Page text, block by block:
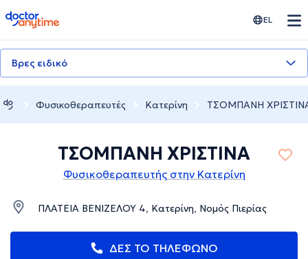
doctoranytime EL
Βρες ειδικό
Φυσικοθεραπευτές Κατερίνη ΤΣΟΜΠΑΝΗ
ΤΣΟΜΠΑΝΗ ΧΡΙΣΤΙΝΑ
Φυσικοθεραπευτής στην Κατερίνη
ΠΛΑΤΕΙΑ ΒΕΝΙΖΕΛΟΥ 4, Κατερίνη, Νομός Πιερίας
ΔΕΣ ΤΟ ΤΗΛΕΦΩΝΟ